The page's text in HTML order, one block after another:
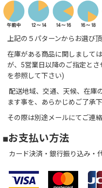
上記の５パターンからお選び
在庫がある商品に関しまして
が、5営業日以降のご指定と
を参照して下さい)
配送地域、交通、天候、在庫
ます事を、あらかじめご了承下
その際は別途メールにてご連絡
■お支払い方法
カード決済・銀行振り込み・